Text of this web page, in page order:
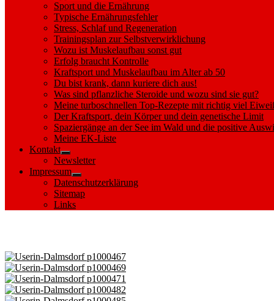
Sport und die Ernährung
Typische Ernährungsfehler
Stress, Schlaf und Regeneration
Trainingsplan zur Selbstverwirklichung
Wozu ist Muskelaufbau sonst gut
Erfolg braucht Kontrolle
Kraftsport und Muskelaufbau im Alter ab 50
Du bist krank, dann kuriere dich aus!
Was sind pflanzliche Steroide und wozu sind sie gut?
Meine turboschnellen Top-Rezepte mit richtig viel
Der Kraftsport, dein Körper und dein genetische Limit
Spaziergänge an der See im Wald und die positive
Meine EK-Liste
Kontakt
Show
sub
menu
Newsletter
Impressum
Show
sub
menu
Datenschutzerklärung
Sitemap
Links